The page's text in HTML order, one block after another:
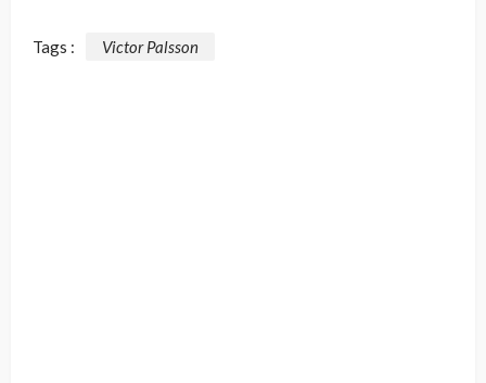
Tags : Victor Palsson